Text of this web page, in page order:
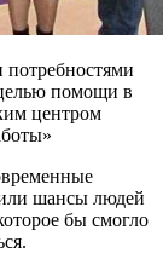
потребностями
помощи в
центром
шансы людей
бы смогло